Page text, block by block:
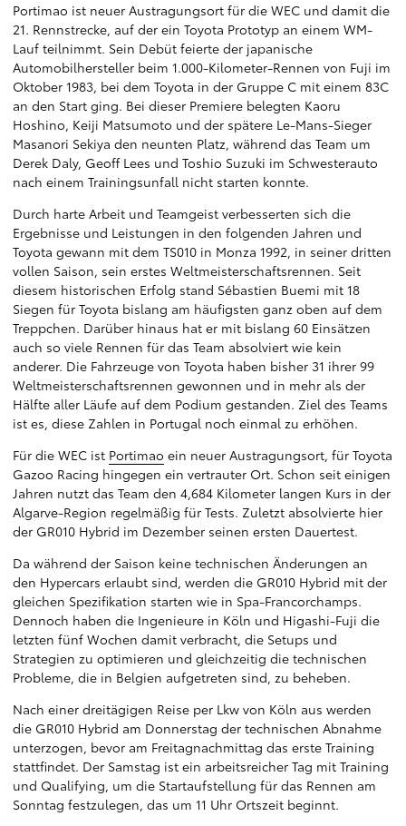
Portimao ist neuer Austragungsort für die WEC und damit die
21. Rennstrecke, auf der ein Toyota Prototyp an einem WM-
Lauf teilnimmt. Sein Debüt feierte der japanische
Automobilhersteller beim 1.000-Kilometer-Rennen von Fuji im
Oktober 1983, bei dem Toyota in der Gruppe C mit einem 83C
an den Start ging. Bei dieser Premiere belegten Kaoru
Hoshino, Keiji Matsumoto und der spätere Le-Mans-Sieger
Masanori Sekiya den neunten Platz, während das Team um
Derek Daly, Geoff Lees und Toshio Suzuki im Schwesterauto
nach einem Trainingsunfall nicht starten konnte.
Durch harte Arbeit und Teamgeist verbesserten sich die
Ergebnisse und Leistungen in den folgenden Jahren und
Toyota gewann mit dem TS010 in Monza 1992, in seiner dritten
vollen Saison, sein erstes Weltmeisterschaftsrennen. Seit
diesem historischen Erfolg stand Sébastien Buemi mit 18
Siegen für Toyota bislang am häufigsten ganz oben auf dem
Treppchen. Darüber hinaus hat er mit bislang 60 Einsätzen
auch so viele Rennen für das Team absolviert wie kein
anderer. Die Fahrzeuge von Toyota haben bisher 31 ihrer 99
Weltmeisterschaftsrennen gewonnen und in mehr als der
Hälfte aller Läufe auf dem Podium gestanden. Ziel des Teams
ist es, diese Zahlen in Portugal noch einmal zu erhöhen.
Für die WEC ist Portimao ein neuer Austragungsort, für Toyota
Gazoo Racing hingegen ein vertrauter Ort. Schon seit einigen
Jahren nutzt das Team den 4,684 Kilometer langen Kurs in der
Algarve-Region regelmäßig für Tests. Zuletzt absolvierte hier
der GR010 Hybrid im Dezember seinen ersten Dauertest.
Da während der Saison keine technischen Änderungen an
den Hypercars erlaubt sind, werden die GR010 Hybrid mit der
gleichen Spezifikation starten wie in Spa-Francorchamps.
Dennoch haben die Ingenieure in Köln und Higashi-Fuji die
letzten fünf Wochen damit verbracht, die Setups und
Strategien zu optimieren und gleichzeitig die technischen
Probleme, die in Belgien aufgetreten sind, zu beheben.
Nach einer dreitägigen Reise per Lkw von Köln aus werden
die GR010 Hybrid am Donnerstag der technischen Abnahme
unterzogen, bevor am Freitagnachmittag das erste Training
stattfindet. Der Samstag ist ein arbeitsreicher Tag mit Training
und Qualifying, um die Startaufstellung für das Rennen am
Sonntag festzulegen, das um 11 Uhr Ortszeit beginnt.